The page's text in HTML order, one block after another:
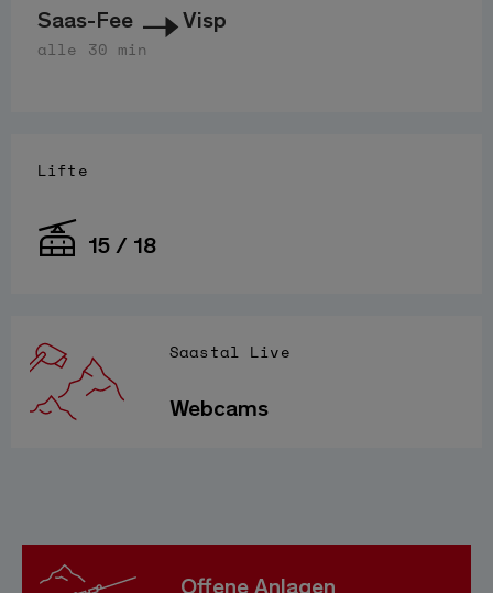
Saas-Fee Visp
alle 30 min
Lifte
15 / 18
Saastal Live
Webcams
Offene Anlagen